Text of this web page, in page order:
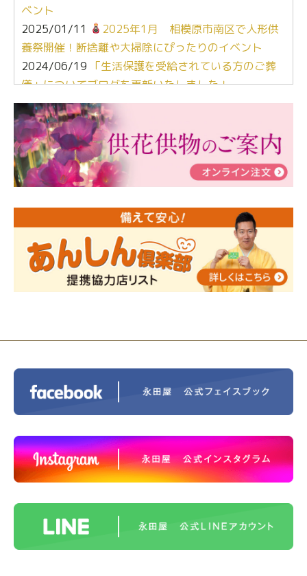
ベント
2025/01/11
2025年1月 相模原市南区で人形供
養祭開催！断捨離や大掃除にぴったりのイベント
2024/06/19 「生活保護を受給されている方のご葬
儀」についてブログを更新いたしました！
2024/03/06【終活なるほど教室】「マンガで学
ぶ！はじめてのお葬式」小さな家族葬ハウス®町田成
瀬 ご参加ありがとうございました！
2024/01/19令和6年能登半島地震災害の寄付のご報
告
人形供養 寄付のご報告
2023/12/16終活なるほど教室＠小さな家族葬ハウ
ス®上鶴間 エンディングノートを書いてみよう！
2023/11/29 永田屋創業110周年記念式典 レンブラ
ントホテル東京町田